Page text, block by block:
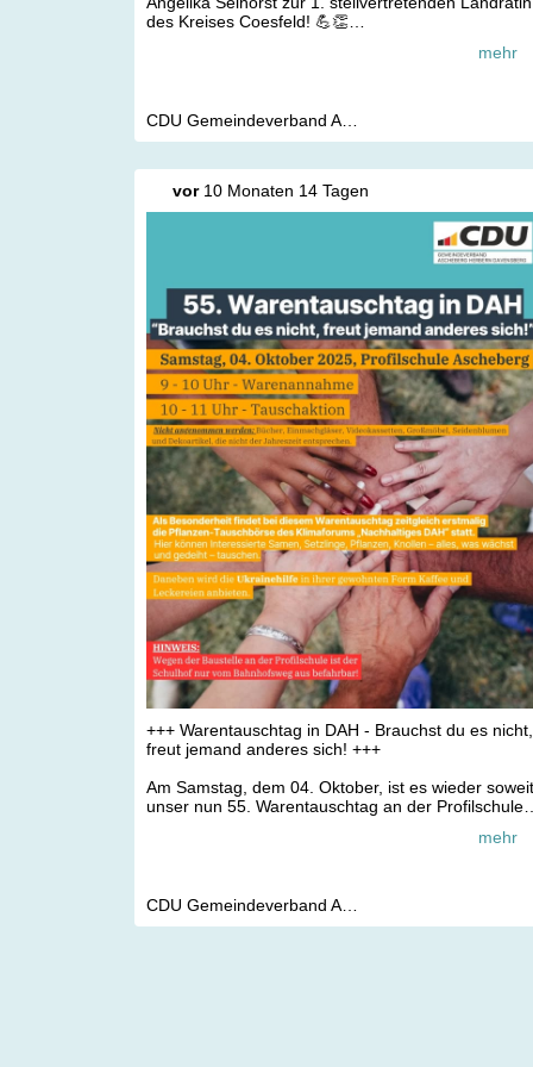
des Kreises Coesfeld! 💪👏
Mit großem Engagement, Erfahrung und Herzblut
Ihr Einsatz für ein starkes, lebenswertes und
dieser wichtigen Funktion. 🙌?
Wir sind stolz, dass eine so kompetente und
engagierte Vertreterin aus unseren Reihen diese
verantwortungsvolle Aufgabe übernimmt. 💼✨
Liebe Angelika, wir wünschen dir viel Erfolg, Freude
und eine glückliche Hand bei all deinen
Entscheidungen ? im Dienst für unseren Kreis
Coesfeld und seine Bürgerinnen und Bürger! 🤝
#CDU #Ascheberg#Herbern #Davensberg
#KreisCoesfeld#AngelikaSelhorst#
#Engagement#GemeinsamStark
#HerzblutFürUnsereRegion
mehr
CDU Gemeindeverband Ascheberg Herbern Davensberg
vor10 Monaten 14 Tagen
+++ Warentauschtag in DAH - Brauchst du es nicht,
freut jemand anderes sich! +++
Am Samstag, dem 04. Oktober, ist es wieder soweit,
unser nun 55. Warentauschtag an der Profilschule
nur saubere und unbeschädigte Waren
mehr